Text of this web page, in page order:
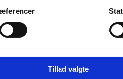
Tillad valgte